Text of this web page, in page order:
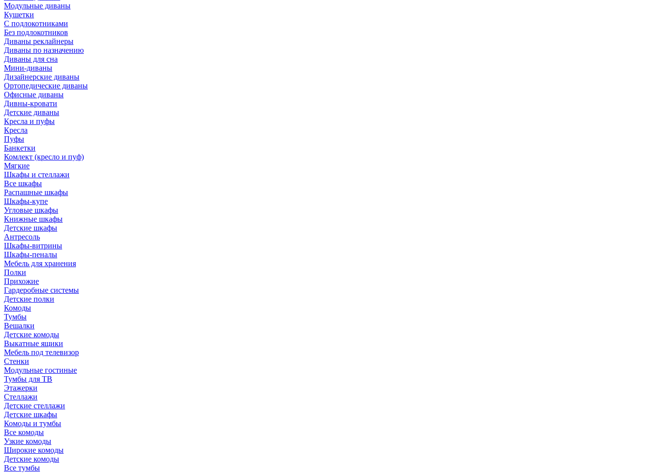
Модульные диваны
Кушетки
С подлокотниками
Без подлокотников
Диваны реклайнеры
Диваны по назначению
Диваны для сна
Мини-диваны
Дизайнерские диваны
Ортопедические диваны
Офисные диваны
Дивны-кровати
Детские диваны
Кресла и пуфы
Кресла
Пуфы
Банкетки
Комлект (кресло и пуф)
Мягкие
Шкафы и стеллажи
Все шкафы
Распашные шкафы
Шкафы-купе
Угловые шкафы
Книжные шкафы
Детские шкафы
Антресоль
Шкафы-витрины
Шкафы-пеналы
Мебель для хранения
Полки
Прихожие
Гардеробные системы
Детские полки
Комоды
Тумбы
Вешалки
Детские комоды
Выкатные ящики
Мебель под телевизор
Стенки
Модульные гостиные
Тумбы для ТВ
Этажерки
Стеллажи
Детские стеллажи
Детские шкафы
Комоды и тумбы
Все комоды
Узкие комоды
Широкие комоды
Детские комоды
Все тумбы